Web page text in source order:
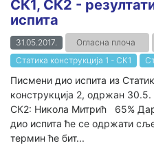
СК1, СК2 -
испита
31.05.2017. Огласна плоча
Статика конструкција 1 - СК1
Писмени дио испита из
конструкција 2, одржан
СК2: Никола Митрић 65%
дио испита ће се одржати
термин ће бит...